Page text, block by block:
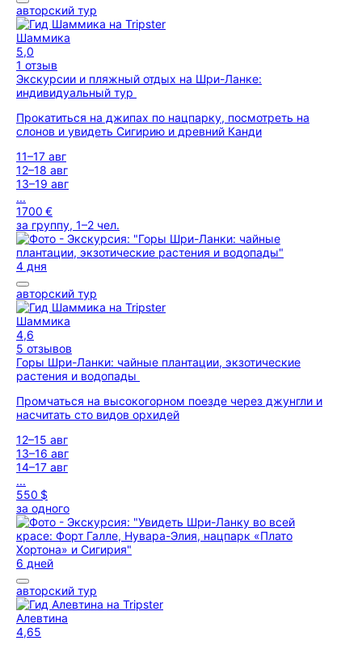
авторский тур
Шаммика
5,0
1 отзыв
Экскурсии и пляжный отдых на Шри-Ланке:
индивидуальный тур
Прокатиться на джипах по нацпарку, посмотреть на
слонов и увидеть Сигирию и древний Канди
11–17 авг
12–18 авг
13–19 авг
...
1700 €
за группу, 1–2 чел.
4 дня
авторский тур
Шаммика
4,6
5 отзывов
Горы Шри-Ланки: чайные плантации, экзотические
растения и водопады
Промчаться на высокогорном поезде через джунгли и
насчитать сто видов орхидей
12–15 авг
13–16 авг
14–17 авг
...
550 $
за одного
6 дней
авторский тур
Алевтина
4,65